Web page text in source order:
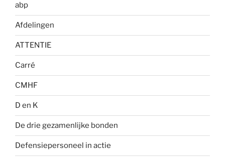
abp
Afdelingen
ATTENTIE
Carré
CMHF
D en K
De drie gezamenlijke bonden
Defensiepersoneel in actie